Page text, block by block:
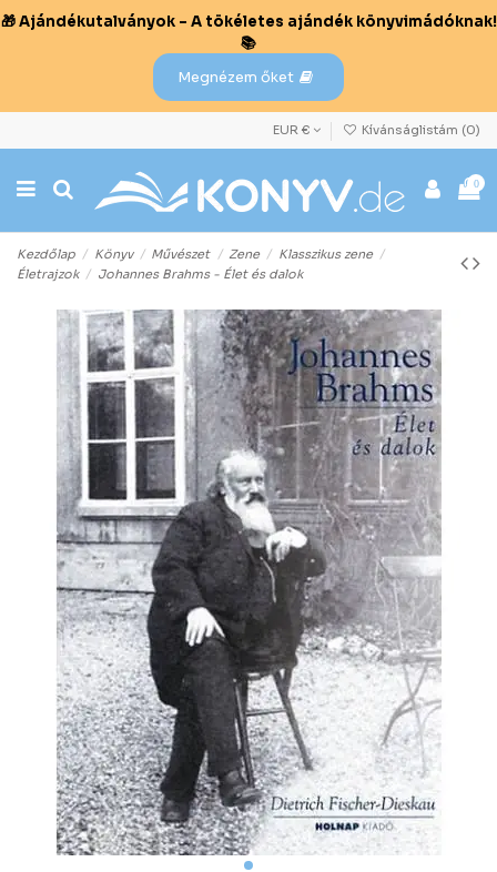
🎁 Ajándékutalványok – A tökéletes ajándék könyvimádóknak!
📚
Megnézem őket
EUR € Kívánságlistám (0)
0
Kezdőlap Könyv Művészet Zene
Klasszikus zene
Életrajzok
Johannes Brahms - Élet és dalok